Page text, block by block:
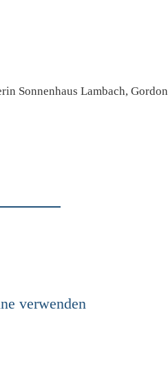
Sonnenhaus Lambach, Gordon
verwenden